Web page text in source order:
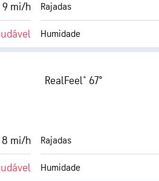
9 mi/h Rajadas
Humidade
Cobertura de nuvens
Visibilidade
RealFeel® 67°
8 mi/h Rajadas
Humidade